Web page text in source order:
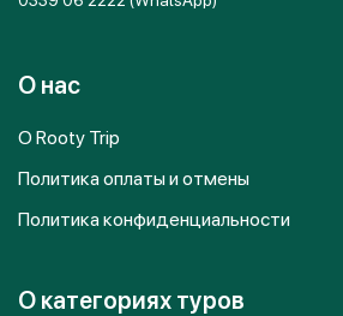
О нас
О Rooty Trip
Политика оплаты и отмены
Политика конфиденциальности
О категориях туров